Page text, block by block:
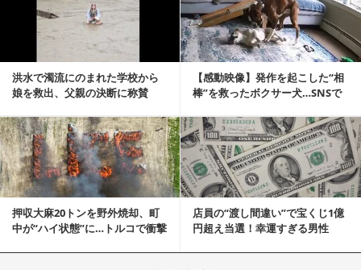
洪水で濁流にのまれた学校から
娘を救出、父親の決断に称賛
【感動映像】発作を起こした“相
棒”を救ったボクサー犬…SNSで
押収大麻20トンを野外焼却、町
中が“ハイ状態”に…トルコで衝撃
店員の“渡し間違い”で宝くじ1億
円超え当選！幸運すぎる男性
記事を読む